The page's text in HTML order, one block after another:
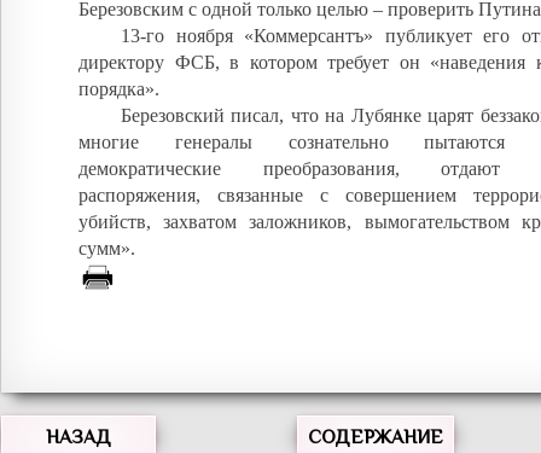
Березовским с одной только целью – проверить
13-го ноября «Коммерсантъ» публикует его
директору ФСБ, в котором требует он «наведения
порядка».
Березовский писал, что на Лубянке царят
многие генералы сознательно пытаются
демократические преобразования, отдают
распоряжения, связанные с совершением
убийств, захватом заложников, вымогательством
сумм».
НАЗАД СОДЕРЖАНИЕ